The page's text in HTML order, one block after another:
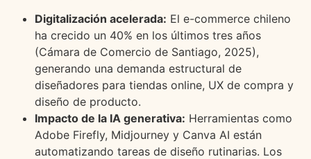
Digitalización acelerada: El e-commerce chileno
ha crecido un 40% en los últimos tres años
(Cámara de Comercio de Santiago, 2025),
generando una demanda estructural de
diseñadores para tiendas online, UX de compra y
diseño de producto.
Impacto de la IA generativa: Herramientas como
Adobe Firefly, Midjourney y Canva AI están
automatizando tareas de diseño rutinarias. Los